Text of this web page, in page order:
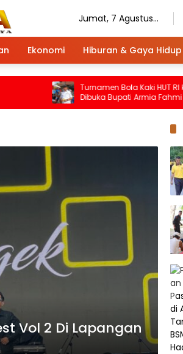
Jumat, 7 Agustus
Ekonomi Hiburan & Gaya Hidup
Turnamen Bola Kaki HUT RI ke
Dibuka Bupati Armia Fahmi
Vol 2 Di Lapangan